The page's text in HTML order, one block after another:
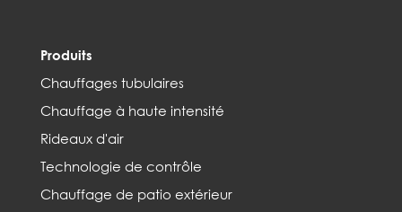
Produits
Chauffages tubulaires
Chauffage à haute intensité
Rideaux d'air
Technologie de contrôle
Chauffage de patio extérieur